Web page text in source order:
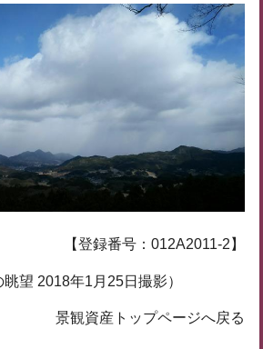
【登録番号：012A2011-2】
眺望 2018年1月25日撮影）
景観資産トップページへ戻る